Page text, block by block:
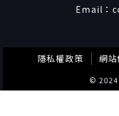
Email：
© 2024
隱私權政策 網